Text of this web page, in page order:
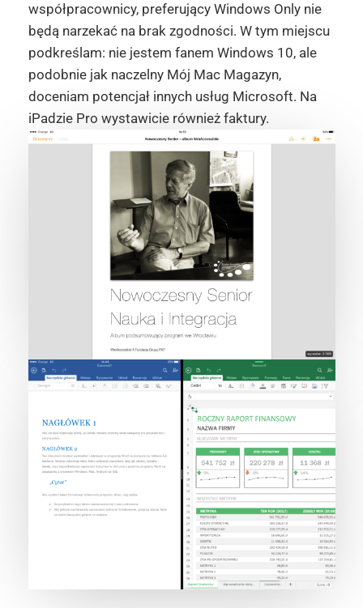
współpracownicy, preferujący Windows Only nie
będą narzekać na brak zgodności. W tym miejscu
podkreślam: nie jestem fanem Windows 10, ale
podobnie jak naczelny Mój Mac Magazyn,
doceniam potencjał innych usług Microsoft. Na
iPadzie Pro wystawicie również faktury.